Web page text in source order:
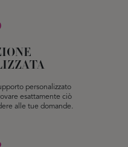
personalizzato
esattamente ciò
alle tue domande.